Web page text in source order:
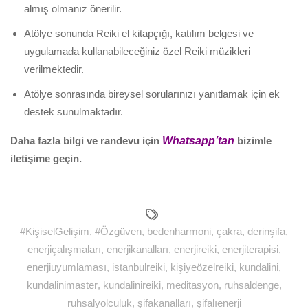
almış olmanız önerilir.
Atölye sonunda Reiki el kitapçığı, katılım belgesi ve
uygulamada kullanabileceğiniz özel Reiki müzikleri
verilmektedir.
Atölye sonrasında bireysel sorularınızı yanıtlamak için ek
destek sunulmaktadır.
Daha fazla bilgi ve randevu için Whatsapp’tan bizimle
iletişime geçin.
#KişiselGelişim, #Özgüven, bedenharmoni, çakra, derinşifa,
enerjiçalışmaları, enerjikanalları, enerjireiki, enerjiterapisi,
enerjiuyumlaması, istanbulreiki, kişiyeözelreiki, kundalini,
kundalinimaster, kundalinireiki, meditasyon, ruhsaldenge,
ruhsalyolculuk, şifakanalları, şifalıenerji